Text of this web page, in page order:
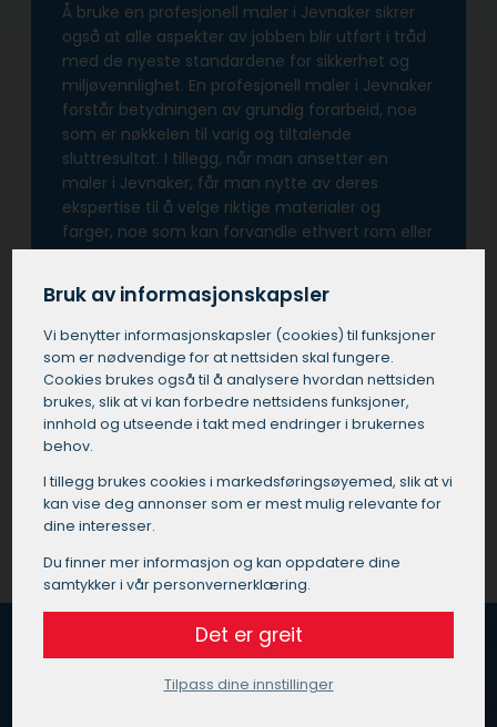
Å bruke en profesjonell maler i Jevnaker sikrer
også at alle aspekter av jobben blir utført i tråd
med de nyeste standardene for sikkerhet og
miljøvennlighet. En profesjonell maler i Jevnaker
forstår betydningen av grundig forarbeid, noe
som er nøkkelen til varig og tiltalende
sluttresultat. I tillegg, når man ansetter en
maler i Jevnaker, får man nytte av deres
ekspertise til å velge riktige materialer og
farger, noe som kan forvandle ethvert rom eller
bygning.
Å investere i tjenester fra en profesjonell maler i
Jevnaker betyr også at man unngår de vanlige
fallgruvene som kan oppstå ved utføre
prosjektet selv eller ved å bruke ukvalifisert
personell.
Få et tilbud på maler i Jevnaker
Hvordan fungerer Maleoppdrag.no?
Bruk av informasjonskapsler
Vi benytter informasjons­kapsler (cookies) til funksjoner
som er nødvendige for at nettsiden skal fungere.
Cookies brukes også til å analysere hvordan nettsiden
brukes, slik at vi kan forbedre nettsidens funksjoner,
innhold og utseende i takt med endringer i brukernes
behov.
I tillegg brukes cookies i markedsførings­øyemed, slik at vi
kan vise deg annonser som er mest mulig relevante for
dine interesser.
Du finner mer informasjon og kan oppdatere dine
samtykker i vår personvernerklæring.
Det er greit
Tilpass dine innstillinger